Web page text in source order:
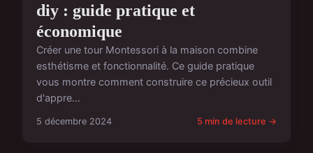
diy : guide pratique et
économique
Créer une tour Montessori à la maison combine
esthétisme et fonctionnalité. Ce guide pratique
vous montre comment construire ce précieux outil
d'appre...
5 décembre 2024 5 min de lecture →